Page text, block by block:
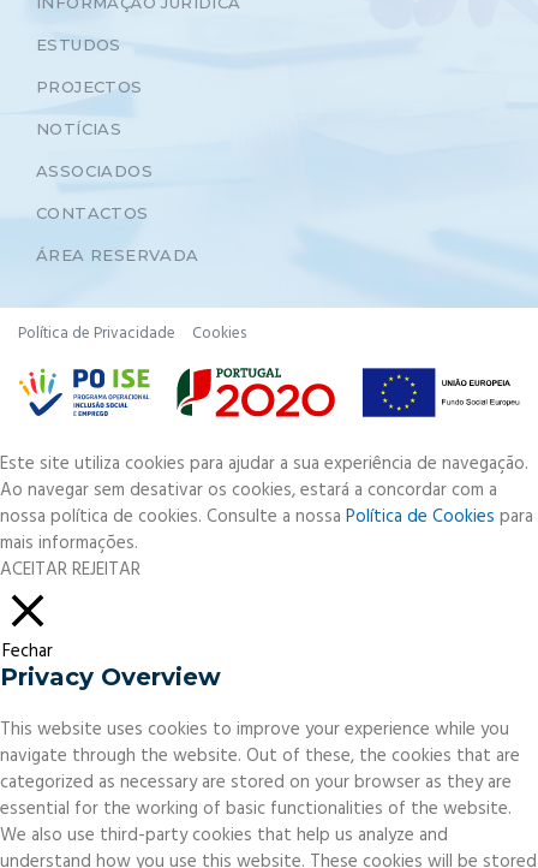
ESTUDOS
PROJECTOS
NOTÍCIAS
ASSOCIADOS
CONTACTOS
ÁREA RESERVADA
Política de Privacidade Cookies
Este site utiliza cookies para ajudar a sua experiência de navegação.
Ao navegar sem desativar os cookies, estará a concordar com a
nossa política de cookies. Consulte a nossa Política de Cookies para
mais informações.
ACEITARREJEITAR
Fechar
Privacy Overview
This website uses cookies to improve your experience while you
navigate through the website. Out of these, the cookies that are
categorized as necessary are stored on your browser as they are
essential for the working of basic functionalities of the website.
We also use third-party cookies that help us analyze and
understand how you use this website. These cookies will be stored